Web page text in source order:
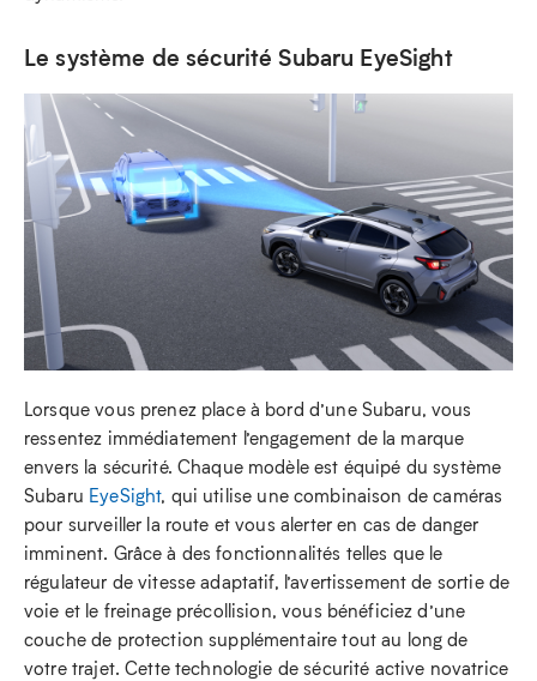
Le système de sécurité Subaru EyeSight
Lorsque vous prenez place à bord d’une Subaru, vous
ressentez immédiatement l’engagement de la marque
envers la sécurité. Chaque modèle est équipé du système
Subaru EyeSight, qui utilise une combinaison de caméras
pour surveiller la route et vous alerter en cas de danger
imminent. Grâce à des fonctionnalités telles que le
régulateur de vitesse adaptatif, l’avertissement de sortie de
voie et le freinage précollision, vous bénéficiez d’une
couche de protection supplémentaire tout au long de
votre trajet. Cette technologie de sécurité active novatrice